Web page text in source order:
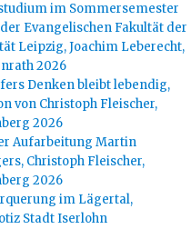
im Sommersemester
Evangelischen Fakultät der
Leipzig, Joachim Leberecht,
2026
Denken bleibt lebendig,
von Christoph Fleischer,
2026
Aufarbeitung Martin
Christoph Fleischer,
2026
im Lägertal,
Stadt Iserlohn